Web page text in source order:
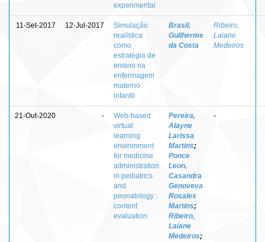
experimental
11-Set-2017 12-Jul-2017
Simulação
realística
como
estratégia de
ensino na
enfermagem
materno
infantil
Brasil,
Guilherme
da Costa
Ribeiro,
Laiane
Medeiros
21-Out-2020 -
Web-based
virtual
learning
environment
for medicine
administration
in pediatrics
and
peonatology :
content
evaluation
Pereira,
Alayne
Larissa
Martins;
Ponce
Leon,
Casandra
Genoveva
Rosales
Martins;
Ribeiro,
Laiane
Medeiros;
-